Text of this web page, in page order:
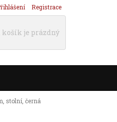
je prázdný
stolní, černá
Registrace